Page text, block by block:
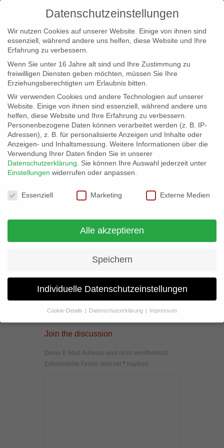
info@erfolgreich-events.de
+4940 46 777 230
Join the discussion
Deine E-Mail-Adresse wird nicht veröffentlicht.
Erforderliche Felder sind mit * markiert
Datenschutzeinstellungen
Wir nutzen Cookies auf unserer Website. Einige von ihnen sind
essenziell, während andere uns helfen, diese Website und Ihre
Erfahrung zu verbessern.
Wenn Sie unter 16 Jahre alt sind und Ihre Zustimmung zu
freiwilligen Diensten geben möchten, müssen Sie Ihre
Erziehungsberechtigten um Erlaubnis bitten.
Wir verwenden Cookies und andere Technologien auf unserer
Website. Einige von ihnen sind essenziell, während andere uns
helfen, diese Website und Ihre Erfahrung zu verbessern.
Personenbezogene Daten können verarbeitet werden (z. B. IP-
Adressen), z. B. für personalisierte Anzeigen und Inhalte oder
Anzeigen- und Inhaltsmessung. Weitere Informationen über die
Verwendung Ihrer Daten finden Sie in unserer
Datenschutzerklärung
Sie können Ihre Auswahl jederzeit unter
Einstellungen widerrufen oder anpassen.
Datenschutzeinstellungen
Essenziell Marketing Externe Medien
Alle akzeptieren
Speichern
Individuelle Datenschutzeinstellungen
Cookie-Details Datenschutzerklärung Impressum
Datenschutzeinstellungen
Wenn Sie unter 16 Jahre alt sind und Ihre Zustimmung zu
Erziehungsberechtigten um Erlaubnis bitten.